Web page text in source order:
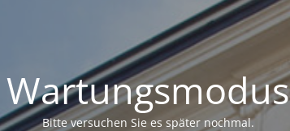
Wartungsmodus
Bitte versuchen Sie es später nochmal.